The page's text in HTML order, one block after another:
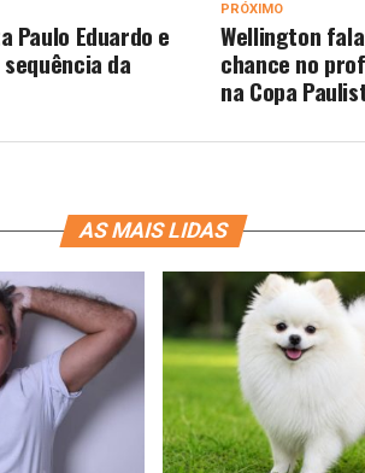
PRÓXIMO
Wellington
chance no
na Copa
Paulo Eduardo e
da
AS MAIS LIDAS